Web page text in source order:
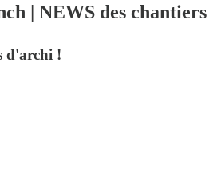
| NEWS des chantiers
d'archi !